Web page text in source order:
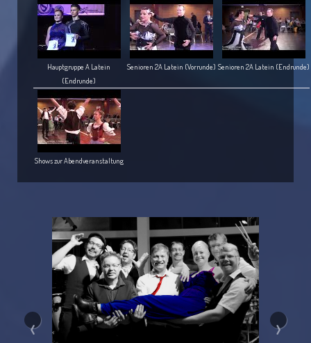
Hauptgruppe A Latein
(Endrunde)
Senioren 2A Latein (Vorrunde) Senioren 2A Latein (Endrunde)
Shows zur Abendveranstaltung
›
‹